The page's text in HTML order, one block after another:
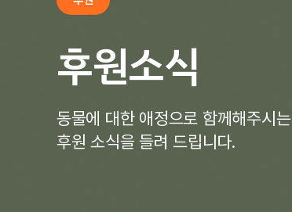
후원소식
동물에 대한 애정으로 함께해주시는
후원 소식을 들려 드립니다.